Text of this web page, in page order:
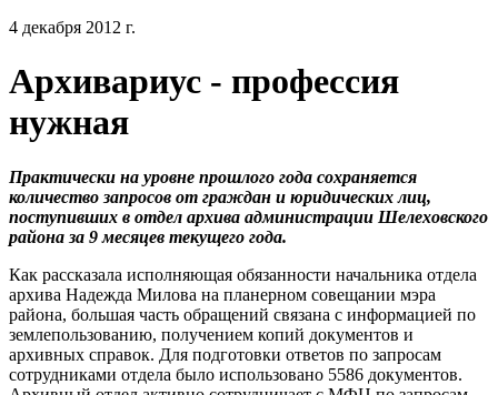
4 декабря 2012 г.
Архивариус - профессия
нужная
Практически на уровне прошлого года сохраняется
количество запросов от граждан и юридических лиц,
поступивших в отдел архива администрации Шелеховского
района за 9 месяцев текущего года.
Как рассказала исполняющая обязанности начальника отдела
архива Надежда Милова на планерном совещании мэра
района, большая часть обращений связана с информацией по
землепользованию, получением копий документов и
архивных справок. Для подготовки ответов по запросам
сотрудниками отдела было использовано 5586 документов.